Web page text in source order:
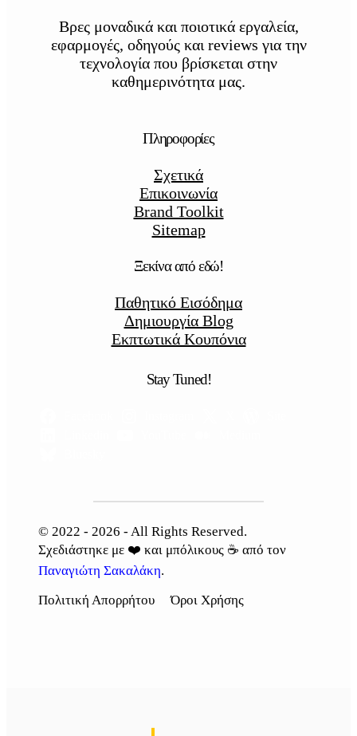
Βρες μοναδικά και ποιοτικά εργαλεία,
εφαρμογές, οδηγούς και reviews για την
τεχνολογία που βρίσκεται στην
καθημερινότητα μας.
Πληροφορίες
Σχετικά
Επικοινωνία
Brand Toolkit
Sitemap
Ξεκίνα από εδώ!
Παθητικό Εισόδημα
Δημιουργία Blog
Εκπτωτικά Κουπόνια
Stay Tuned!
© 2022 - 2026 - All Rights Reserved.
Σχεδιάστηκε με ❤️ και μπόλικους ☕ από τον
Παναγιώτη Σακαλάκη.
Πολιτική Απορρήτου
Όροι Χρήσης